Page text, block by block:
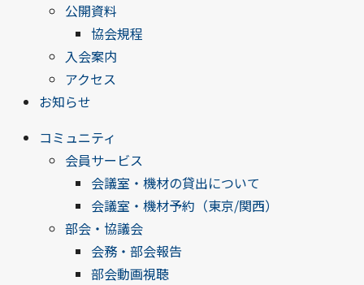
公開資料
協会規程
入会案内
アクセス
お知らせ
コミュニティ
会員サービス
会議室・機材の貸出について
会議室・機材予約（東京/関西）
部会・協議会
会務・部会報告
部会動画視聴